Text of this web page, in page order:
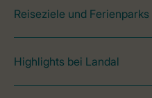
Reiseziele und Ferienparks
Highlights bei Landal